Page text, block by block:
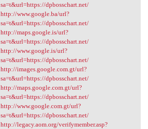
sa=t&url=https://dpbosschart.net/
http://www.google.ba/url?
sa=t&url=https://dpbosschart.net/
http://maps.google.is/url?
sa=t&url=https://dpbosschart.net/
http://www.google.is/url?
sa=t&url=https://dpbosschart.net/
http://images.google.com.gt/url?
sa=t&url=https://dpbosschart.net/
http://maps.google.com.gt/url?
sa=t&url=https://dpbosschart.net/
http://www.google.com.gt/url?
sa=t&url=https://dpbosschart.net/
http://legacy.aom.org/verifymember.asp?